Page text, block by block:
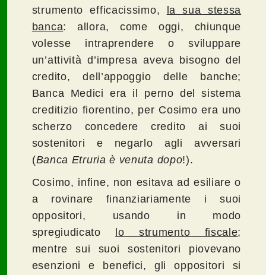
strumento efficacissimo, la sua stessa
banca: allora, come oggi, chiunque
volesse intraprendere o sviluppare
un’attività d’impresa aveva bisogno del
credito, dell’appoggio delle banche;
Banca Medici era il perno del sistema
creditizio fiorentino, per Cosimo era uno
scherzo concedere credito ai suoi
sostenitori e negarlo agli avversari
(Banca Etruria è venuta dopo!).
Cosimo, infine, non esitava ad esiliare o
a rovinare finanziariamente i suoi
oppositori, usando in modo
spregiudicato lo strumento fiscale;
mentre sui suoi sostenitori piovevano
esenzioni e benefici, gli oppositori si